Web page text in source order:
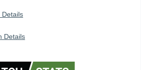
Details
Details